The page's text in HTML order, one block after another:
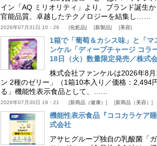
イン「AQ ミリオリティ」より、ブランド誕生
官能品質、卓越したテクノロジーを結集し……
2026年07月31日 10：26 化粧品 新製品 美容
1箱で「葡萄＆カシス味」と「
ンケル「ディープチャージ コラ
18日（火）数量限定発売／株式
株式会社ファンケルは2026年8
ン 2種のゼリー」（1箱10本入り／価格：2,494
る」機能性表示食品として、……
2026年07月30日 19：21 新商品（健康） 新商品（美容）
機能性表示食品『ココカラケア
式会社
アサヒグループ独自の乳酸菌「